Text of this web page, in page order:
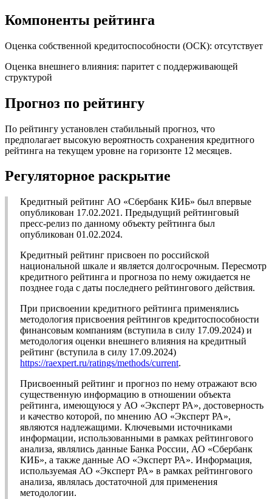
Компоненты рейтинга
Оценка собственной кредитоспособности (ОСК): отсутствует
Оценка внешнего влияния: паритет с поддерживающей
структурой
Прогноз по рейтингу
По рейтингу установлен стабильный прогноз, что
предполагает высокую вероятность сохранения кредитного
рейтинга на текущем уровне на горизонте 12 месяцев.
Регуляторное раскрытие
Кредитный рейтинг АО «Сбербанк КИБ» был впервые
опубликован 17.02.2021. Предыдущий рейтинговый
пресс-релиз по данному объекту рейтинга был
опубликован 01.02.2024.
Кредитный рейтинг присвоен по российской
национальной шкале и является долгосрочным. Пересмотр
кредитного рейтинга и прогноза по нему ожидается не
позднее года с даты последнего рейтингового действия.
При присвоении кредитного рейтинга применялись
методология присвоения рейтингов кредитоспособности
финансовым компаниям (вступила в силу 17.09.2024) и
методология оценки внешнего влияния на кредитный
рейтинг (вступила в силу 17.09.2024)
https://raexpert.ru/ratings/methods/current.
Присвоенный рейтинг и прогноз по нему отражают всю
существенную информацию в отношении объекта
рейтинга, имеющуюся у АО «Эксперт РА», достоверность
и качество которой, по мнению АО «Эксперт РА»,
являются надлежащими. Ключевыми источниками
информации, использованными в рамках рейтингового
анализа, являлись данные Банка России, АО «Сбербанк
КИБ», а также данные АО «Эксперт РА». Информация,
используемая АО «Эксперт РА» в рамках рейтингового
анализа, являлась достаточной для применения
методологии.